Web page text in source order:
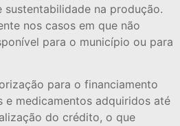
sustentabilidade na produção.
nos casos em que não
para o município ou para
para o financiamento
e medicamentos adquiridos até
do crédito, o que